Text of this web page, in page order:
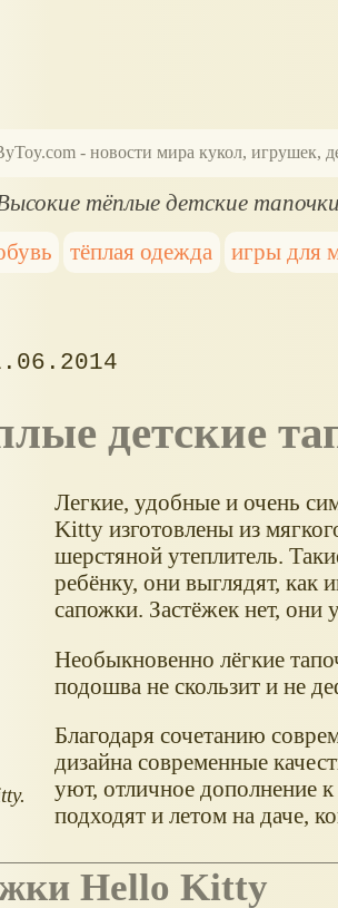
- новости мира кукол, игрушек,
тёплые детские тапочки
тёплая одежда игры для
детские
Легкие, удобные и очень
Kitty изготовлены из
шерстяной утеплитель.
ребёнку, они выглядят, как
сапожки. Застёжек нет, они
Необыкновенно лёгкие
подошва не скользит и не
Благодаря сочетанию
дизайна современные
уют, отличное дополнение
подходят и летом на даче,
Hello Kitty